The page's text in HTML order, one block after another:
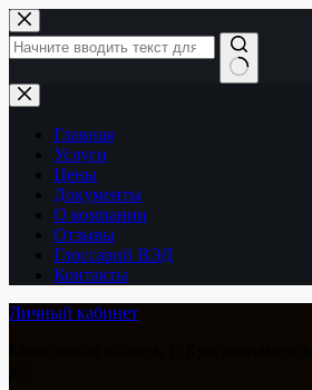
Перейти
к
сути
Ничего
не
найденоГлавная
Услуги
Цены
Документы
О компании
Отзывы
Глоссарий ВЭД
Контакты
Личный кабинет